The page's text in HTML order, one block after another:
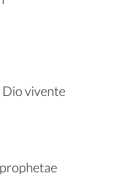
Dio vivente